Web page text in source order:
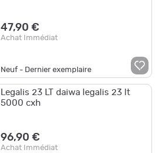
47,90 €
Achat Immédiat
Neuf - Dernier exemplaire
Legalis 23 LT daiwa legalis 23 lt
5000 cxh
96,90 €
Achat Immédiat